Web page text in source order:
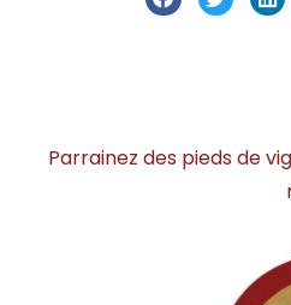
Parrainez des pieds de